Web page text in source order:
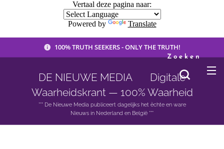
Vertaal deze pagina naar:
Powered by Translate
100% TRUTH SEEKERS - ONLY THE TRUTH!
DE NIEUWE MEDIA 🟣 Digitale
Waarheidskrant — 100% Waarheid
*** De Nieuwe Media publiceert dagelijks het èchte en ware
Nieuws in Nederland en België ***
Zoeken